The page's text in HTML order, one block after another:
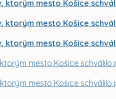
ktorým mesto Košice
ktorým mesto Košice
ktorým mesto Košice
mesto Košice
mesto Košice